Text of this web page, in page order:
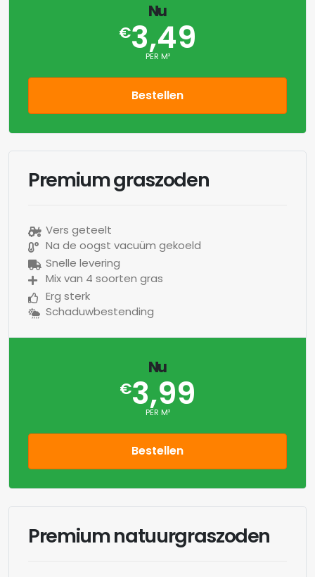
Nu
€3,49
PER M²
Bestellen
Premium graszoden
Vers geteelt
Na de oogst vacuüm gekoeld
Snelle levering
Mix van 4 soorten gras
Erg sterk
Schaduwbestending
Nu
€3,99
PER M²
Bestellen
Premium natuurgraszoden